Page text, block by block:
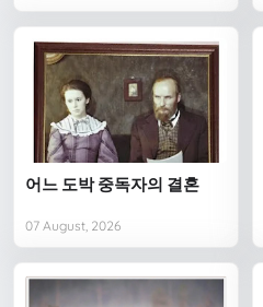
어느 도박 중독자의 결혼
07 August, 2026